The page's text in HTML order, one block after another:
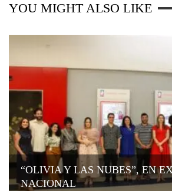
YOU MIGHT ALSO LIKE
“OLIVIA Y LAS NUBES”, EN
NACIONAL